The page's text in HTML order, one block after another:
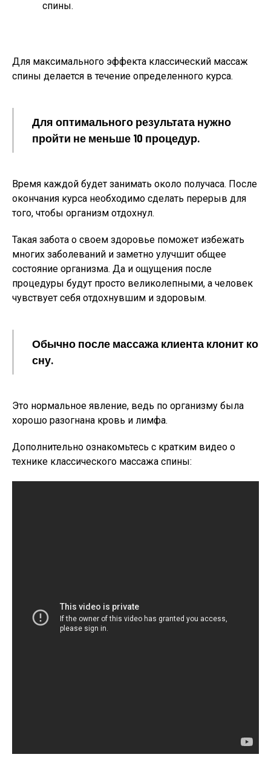
спины.
Для максимального эффекта классический массаж
спины делается в течение определенного курса.
Для оптимального результата нужно
пройти не меньше 10 процедур.
Время каждой будет занимать около получаса. После
окончания курса необходимо сделать перерыв для
того, чтобы организм отдохнул.
Такая забота о своем здоровье поможет избежать
многих заболеваний и заметно улучшит общее
состояние организма. Да и ощущения после
процедуры будут просто великолепными, а человек
чувствует себя отдохнувшим и здоровым.
Обычно после массажа клиента клонит ко
сну.
Это нормальное явление, ведь по организму была
хорошо разогнана кровь и лимфа.
Дополнительно ознакомьтесь с кратким видео о
технике классического массажа спины: